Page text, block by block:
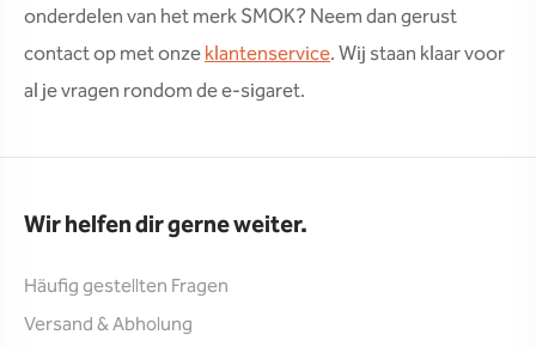
onderdelen van het merk SMOK? Neem dan gerust
contact op met onzeklantenservice. Wij staan klaar voor
al je vragen rondom de e-sigaret.
Wir helfen dir gerne weiter.
Häufig gestellten Fragen
Versand & Abholung